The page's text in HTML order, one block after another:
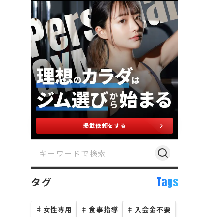
掲載依頼をする
タグ Tags
♯ 女性専用 ♯ 食事指導 ♯ 入会金不要